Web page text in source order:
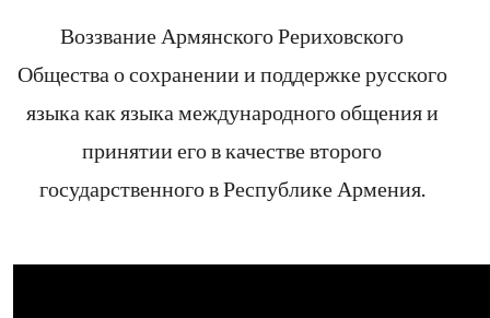
Воззвание Армянского Рериховского
Общества о сохранении и поддержке русского
языка как языка международного общения и
принятии его в качестве второго
государственного в Республике Армения.